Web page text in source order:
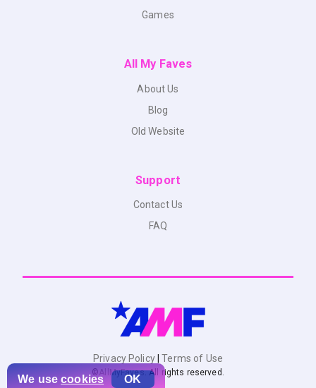
Games
All My Faves
About Us
Blog
Old Website
Support
Contact Us
FAQ
Privacy Policy Terms of Use
© AllMyFaves. All rights reserved.
We usecookies OK